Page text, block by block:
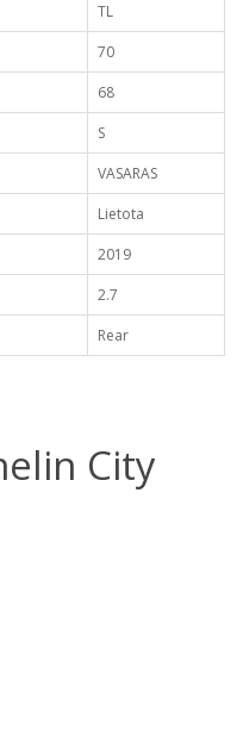
TL
70
68
S
VASARAS
Lietota
2019
2.7
Rear
City